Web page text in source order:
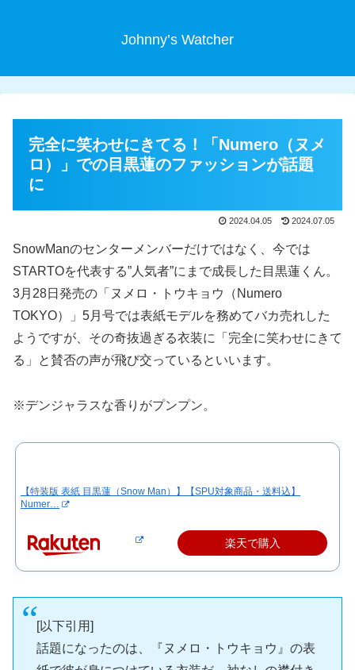
Johnny’s Watcher
完全に笑わせにきてる！「Numero（ヌメ
ロ）」での目黒蓮のファッションが話題
に
2024.04.05 2024.07.05
SnowManのセンターメンバーだけではなく、今では
STARTOを代表する”人気者”にまで成長した目黒蓮くん。
3月28日発売の「ヌメロ・トウキョウ（Numero
TOKYO）」5月号では表紙モデルを務めてバカ売れした
ようですが、その奇抜過ぎる衣装に「完全に笑わせにきて
る」と賛否の声が飛び交っているといいます。
※デンジャラスな香りがプンプン。
【特装版 表紙 目黒蓮（Snow Man）】【SPU対象商品・送料込】
Numer…
楽天で購入
[以下引用]
話題になったのは、『ヌメロ・トウキョウ』の表